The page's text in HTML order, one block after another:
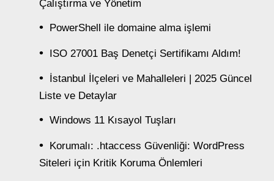
Çalıştırma ve Yönetim
PowerShell ile domaine alma işlemi
ISO 27001 Baş Denetçi Sertifikamı Aldım!
İstanbul İlçeleri ve Mahalleleri | 2025 Güncel
Liste ve Detaylar
Windows 11 Kısayol Tuşları
Korumalı: .htaccess Güvenliği: WordPress
Siteleri için Kritik Koruma Önlemleri